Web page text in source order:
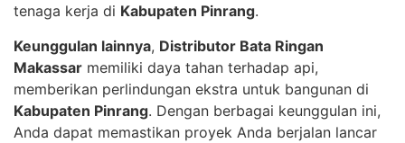
tenaga kerja di Kabupaten Pinrang.
Keunggulan lainnya, Distributor Bata Ringan
Makassar memiliki daya tahan terhadap api,
memberikan perlindungan ekstra untuk bangunan di
Kabupaten Pinrang. Dengan berbagai keunggulan ini,
Anda dapat memastikan proyek Anda berjalan lancar